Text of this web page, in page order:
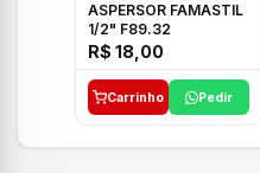
ASPERSOR FAMASTIL
1/2" F89.32
R$ 18,00
Carrinho Pedir